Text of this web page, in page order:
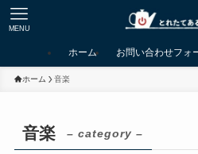
MENU
ホーム お問い合わせフォ
ホーム 音楽
音楽 – category –